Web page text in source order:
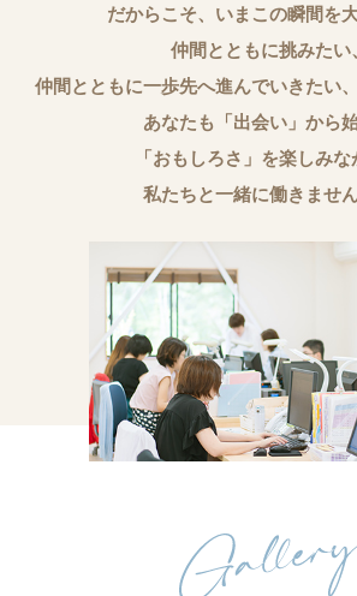
だからこそ、いまこの瞬間を
仲間とともに挑みたい、
仲間とともに一歩先へ進んでいきたい
あなたも「出会い」から
「おもしろさ」を楽しみな
私たちと一緒に働きませ